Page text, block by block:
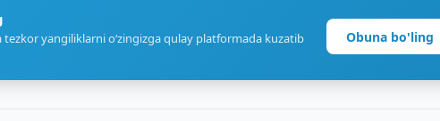
yangiliklarni o‘zingizga qulay platformada kuzatib
Obuna bo'ling